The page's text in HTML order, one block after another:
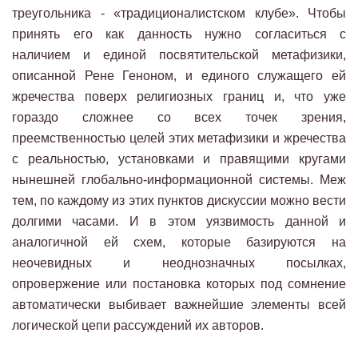
треугольника - «традиционалистском клубе». Чтобы
принять его как данность нужно согласиться с
наличием и единой посвятительской метафизики,
описанной Рене Геноном, и единого служащего ей
жречества поверх религиозных границ и, что уже
гораздо сложнее со всех точек зрения,
преемственностью целей этих метафизики и жречества
с реальностью, установками и правящими кругами
нынешней глобально-информационной системы. Меж
тем, по каждому из этих пунктов дискуссии можно вести
долгими часами. И в этом уязвимость данной и
аналогичной ей схем, которые базируются на
неочевидных и неоднозначных посылках,
опровержение или постановка которых под сомнение
автоматически выбивает важнейшие элементы всей
логической цепи рассуждений их авторов.